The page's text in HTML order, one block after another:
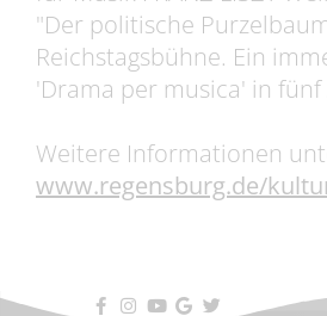
"Der politische
Reichstagsbühne. Ein
'Drama per musica' in fünf
Weitere Informationen
www.regensburg.de/